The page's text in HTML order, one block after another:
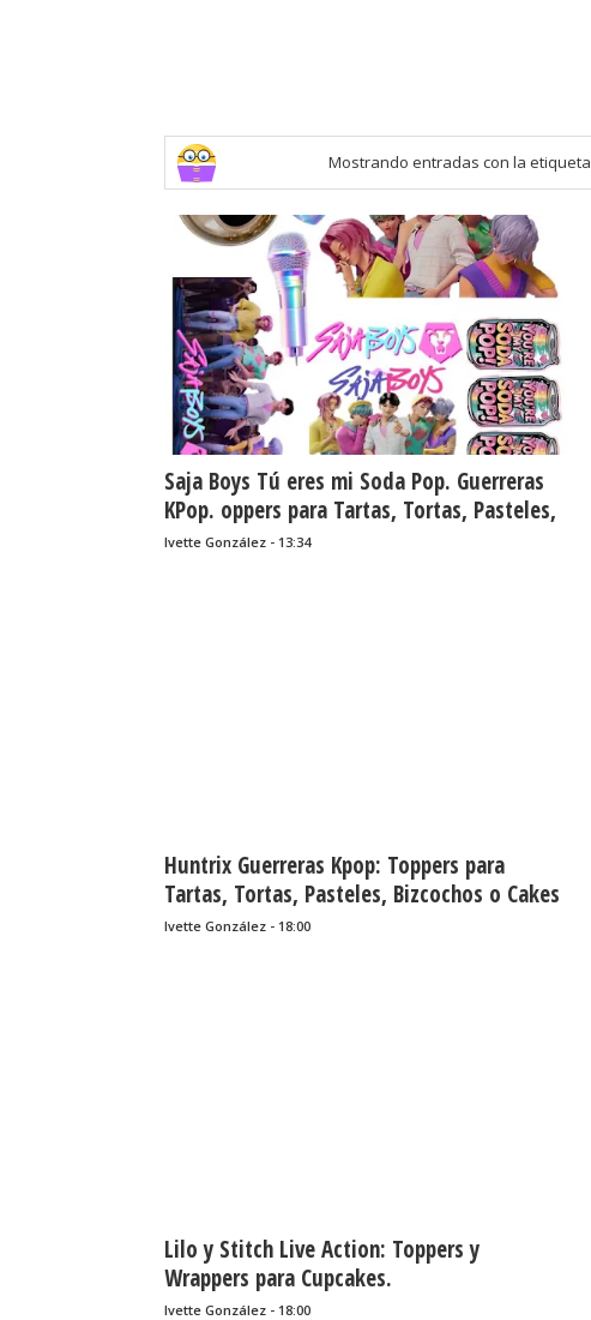
Mostrando entradas con la etiqueta
Saja Boys Tú eres mi Soda Pop. Guerreras
KPop. oppers para Tartas, Tortas, Pasteles,
Bizcochos o Cakes para Imprimir Gratis.
Ivette González - 13:34
Huntrix Guerreras Kpop: Toppers para
Tartas, Tortas, Pasteles, Bizcochos o Cakes
para Imprimir Gratis.
Ivette González - 18:00
Lilo y Stitch Live Action: Toppers y
Wrappers para Cupcakes.
Ivette González - 18:00